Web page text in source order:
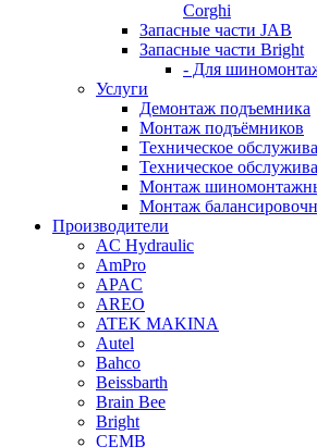
Corghi
Запасные части JAB
Запасные части Bright
- Для
Услуги
Демонтаж подъемника
Монтаж подъёмников
Техническое
Техническое
Монтаж
Монтаж
Производители
AC Hydraulic
AmPro
APAC
AREO
ATEK MAKINA
Autel
Bahco
Beissbarth
Brain Bee
Bright
CEMB